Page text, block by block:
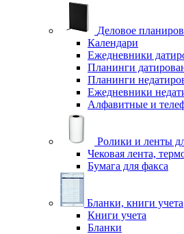
Деловое
Календари
Ежедневники
Планинги
Планинги
Ежедневники
Алфавитные и
Ролики и ленты
Чековая лента,
Бумага для факса
Бланки, книги учета
Книги учета
Бланки